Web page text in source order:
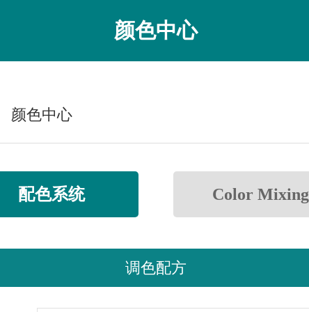
颜色中心
颜色中心
配色系统 Color Mixing
调色配方